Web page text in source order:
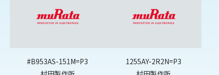
#B953AS-151M=P3
1255AY-2R2N=P3